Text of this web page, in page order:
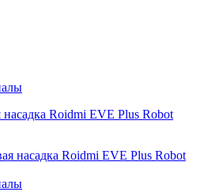
насадка Roidmi EVE Plus Robot